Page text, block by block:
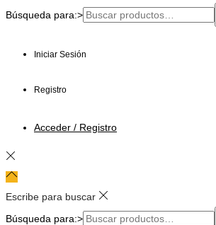
Búsqueda para:>
Iniciar Sesión
Registro
Acceder / Registro
Escribe para buscar
Búsqueda para:>